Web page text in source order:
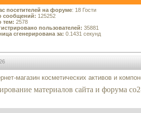
посетителей на форуме: 18 Гости
сообщений: 125252
тем: 2578
пользователей: 35881
сгенерирована за: 0.1431 секунд
магазин косметических активов и
материалов сайта и форума